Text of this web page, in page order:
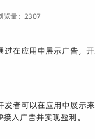
览量：2307
在应用中展示广告，
可以在应用中展示
入广告并实现盈利。